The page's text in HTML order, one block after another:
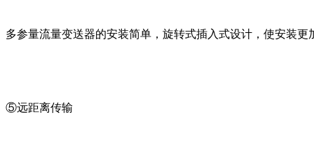
多参量流量变送器的安装简单，旋转式插入式设计，使安装更
⑤远距离传输